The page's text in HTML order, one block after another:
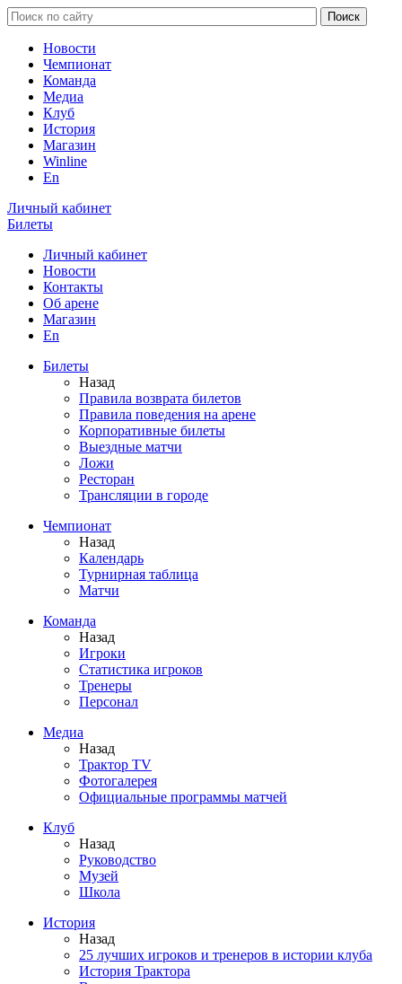
Новости
Чемпионат
Команда
Медиа
Клуб
История
Магазин
Winline
En
Личный кабинет
Билеты
Личный кабинет
Новости
Контакты
Об арене
Магазин
En
Билеты
Назад
Правила возврата билетов
Правила поведения на арене
Корпоративные билеты
Выездные матчи
Ложи
Ресторан
Трансляции в городе
Чемпионат
Назад
Календарь
Турнирная таблица
Матчи
Команда
Назад
Игроки
Статистика игроков
Тренеры
Персонал
Медиа
Назад
Трактор TV
Фотогалерея
Официальные программы матчей
Клуб
Назад
Руководство
Музей
Школа
История
Назад
25 лучших игроков и тренеров в истории клуба
История Трактора